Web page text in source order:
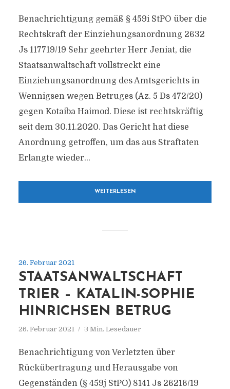
Benachrichtigung gemäß § 459i StPO über die
Rechtskraft der Einziehungsanordnung 2632
Js 117719/​19 Sehr geehrter Herr Jeniat, die
Staatsanwaltschaft vollstreckt eine
Einziehungsanordnung des Amtsgerichts in
Wennigsen wegen Betruges (Az. 5 Ds 472/​20)
gegen Kotaiba Haimod. Diese ist rechtskräftig
seit dem 30.11.2020. Das Gericht hat diese
Anordnung getroffen, um das aus Straftaten
Erlangte wieder...
WEITERLESEN
26. Februar 2021
STAATSANWALTSCHAFT
TRIER – KATALIN-SOPHIE
HINRICHSEN BETRUG
26. Februar 2021 3 Min. Lesedauer
Benachrichtigung von Verletzten über
Rückübertragung und Herausgabe von
Gegenständen (§ 459j StPO) 8141 Js 26216/​19